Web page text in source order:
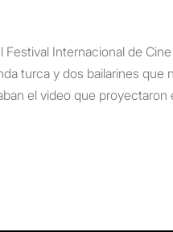
Festival Internacional de
turca y dos bailarines
el video que proyectaron